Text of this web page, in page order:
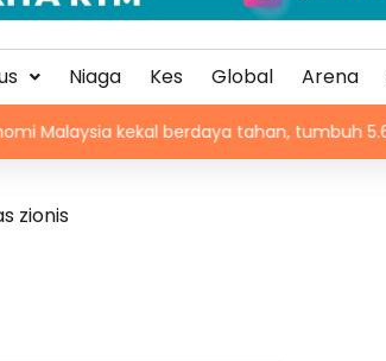
Niaga Kes Global Arena
kekal berdaya tahan, tumbuh 5.6 peratus
zionis